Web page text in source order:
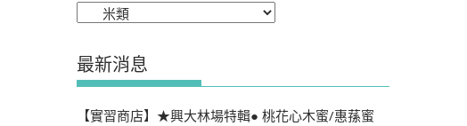
最新消息
【實習商店】★興大林場特輯● 桃花心木蜜/惠蓀蜜